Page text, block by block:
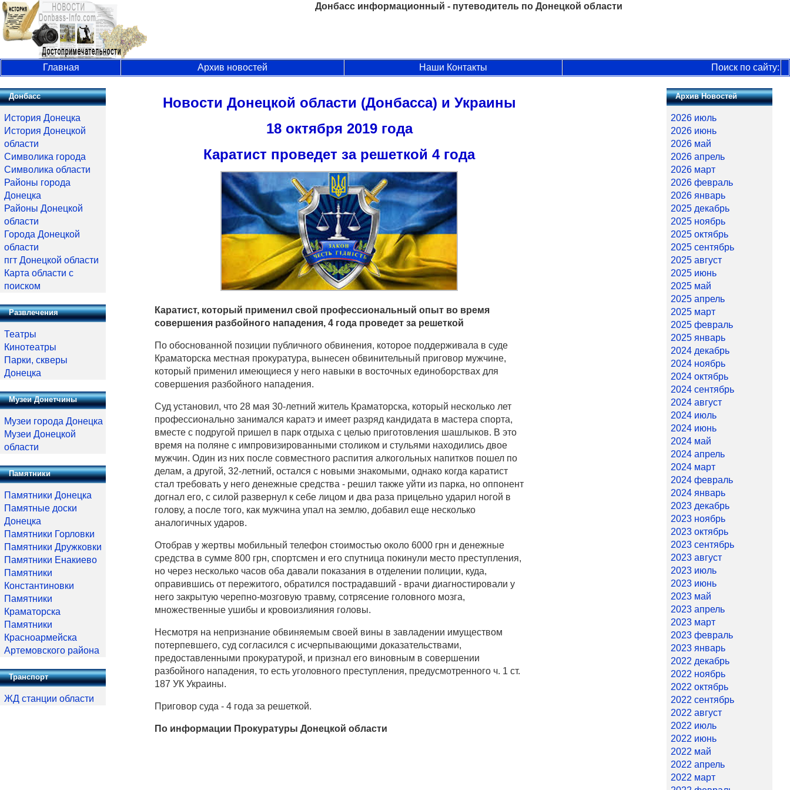
Донбасс информационный - путеводитель по Донецкой области
Главная Архив новостей Наши Контакты Поиск по сайту:
Новости Донецкой области (Донбасса) и Украины
18 октября 2019 года
Каратист проведет за решеткой 4 года
Каратист, который применил свой профессиональный опыт во время
совершения разбойного нападения, 4 года проведет за решеткой
По обоснованной позиции публичного обвинения, которое поддерживала в суде
Краматорска местная прокуратура, вынесен обвинительный приговор мужчине,
который применил имеющиеся у него навыки в восточных единоборствах для
совершения разбойного нападения.
Суд установил, что 28 мая 30-летний житель Краматорска, который несколько лет
профессионально занимался каратэ и имеет разряд кандидата в мастера спорта,
вместе с подругой пришел в парк отдыха с целью приготовления шашлыков. В это
время на поляне с импровизированными столиком и стульями находились двое
мужчин. Один из них после совместного распития алкогольных напитков пошел по
делам, а другой, 32-летний, остался с новыми знакомыми, однако когда каратист
стал требовать у него денежные средства - решил также уйти из парка, но оппонент
догнал его, с силой развернул к себе лицом и два раза прицельно ударил ногой в
голову, а после того, как мужчина упал на землю, добавил еще несколько
аналогичных ударов.
Отобрав у жертвы мобильный телефон стоимостью около 6000 грн и денежные
средства в сумме 800 грн, спортсмен и его спутница покинули место преступления,
но через несколько часов оба давали показания в отделении полиции, куда,
оправившись от пережитого, обратился пострадавший - врачи диагностировали у
него закрытую черепно-мозговую травму, сотрясение головного мозга,
множественные ушибы и кровоизлияния головы.
Несмотря на непризнание обвиняемым своей вины в завладении имуществом
потерпевшего, суд согласился с исчерпывающими доказательствами,
предоставленными прокуратурой, и признал его виновным в совершении
разбойного нападения, то есть уголовного преступления, предусмотренного ч. 1 ст.
187 УК Украины.
Приговор суда - 4 года за решеткой.
По информации Прокуратуры Донецкой области
Донбасс
История Донецка
История Донецкой
области
Символика города
Символика области
Районы города
Донецка
Районы Донецкой
области
Города Донецкой
области
пгт Донецкой области
Карта области с
поиском
Развлечения
Театры
Кинотеатры
Парки, скверы
Донецка
Музеи Донетчины
Музеи города Донецка
Музеи Донецкой
области
Памятники
Памятники Донецка
Памятные доски
Донецка
Памятники Горловки
Памятники Дружковки
Памятники Енакиево
Памятники
Константиновки
Памятники
Краматорска
Памятники
Красноармейска
Артемовского района
Транспорт
ЖД станции области
Архив Новостей
2026 июль
2026 июнь
2026 май
2026 апрель
2026 март
2026 февраль
2026 январь
2025 декабрь
2025 ноябрь
2025 октябрь
2025 сентябрь
2025 август
2025 июнь
2025 май
2025 апрель
2025 март
2025 февраль
2025 январь
2024 декабрь
2024 ноябрь
2024 октябрь
2024 сентябрь
2024 август
2024 июль
2024 июнь
2024 май
2024 апрель
2024 март
2024 февраль
2024 январь
2023 декабрь
2023 ноябрь
2023 октябрь
2023 сентябрь
2023 август
2023 июль
2023 июнь
2023 май
2023 апрель
2023 март
2023 февраль
2023 январь
2022 декабрь
2022 ноябрь
2022 октябрь
2022 сентябрь
2022 август
2022 июль
2022 июнь
2022 май
2022 апрель
2022 март